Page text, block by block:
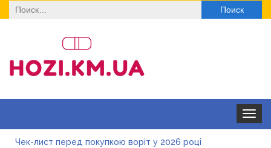
Найти:
Toggle
Чек-лист перед покупкою воріт у 2026 році